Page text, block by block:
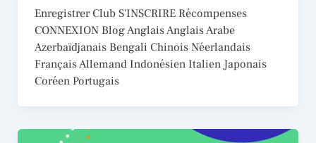
Enregistrer Club S'INSCRIRE Récompenses
CONNEXION Blog Anglais Anglais Arabe
Azerbaïdjanais Bengali Chinois Néerlandais
Français Allemand Indonésien Italien Japonais
Coréen Portugais